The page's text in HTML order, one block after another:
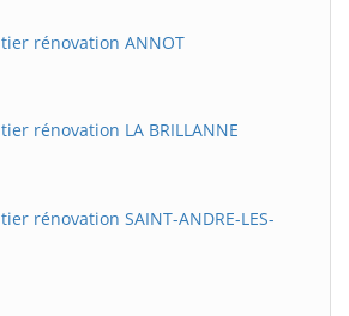
rénovation ANNOT
rénovation LA BRILLANNE
rénovation SAINT-ANDRE-LES-